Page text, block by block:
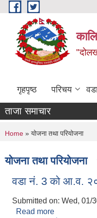
Skip to main content
गृहपृष्ठ परिचय
ताजा समाचार
You are here
Home » योजना तथा परियोजना
योजना तथा परियोजना
वडा नं. 3 को आ.व.
Submitted on: Wed, 01/
Read more